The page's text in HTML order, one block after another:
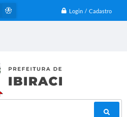
Login / Cadastro